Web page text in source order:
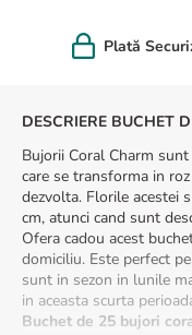
DESCRIERE BUCHET
Bujorii Coral Charm
care se transforma in
dezvolta. Florile acestei
cm, atunci cand sunt
Ofera cadou acest
domiciliu. Este perfect
sunt in sezon in lunile
in aceasta scurta
Buchet de 25 bujori